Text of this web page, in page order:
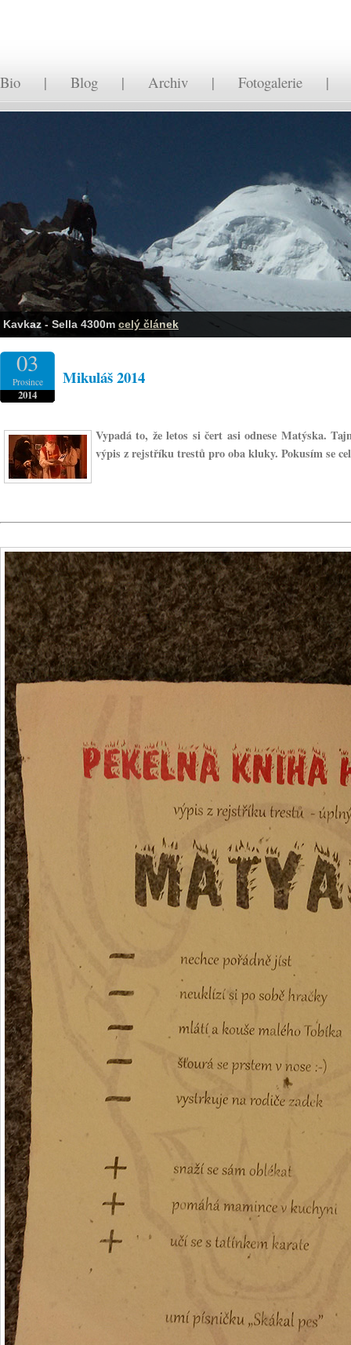
Bio | Blog | Archiv | Fotogalerie
Kavkaz - Sella 4300m celý článek
03
Prosince
2014
Mikuláš 2014
Vypadá to, že letos si čert asi odnese Matýska.
výpis z rejstříku trestů pro oba kluky. Pokusím se